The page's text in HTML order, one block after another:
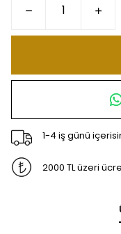
1-4 iş günü
2000 TL üzeri